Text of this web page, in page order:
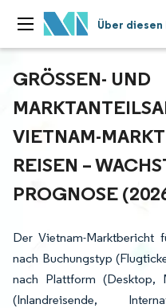
Über diesen
GRÖSSEN- UND M
IETNAM-
EISEN –
ROGNOSE
Der Vietnam-Marktbericht
nach Buchungstyp
nach Plattform (Desktop,
(Inlandreisende,